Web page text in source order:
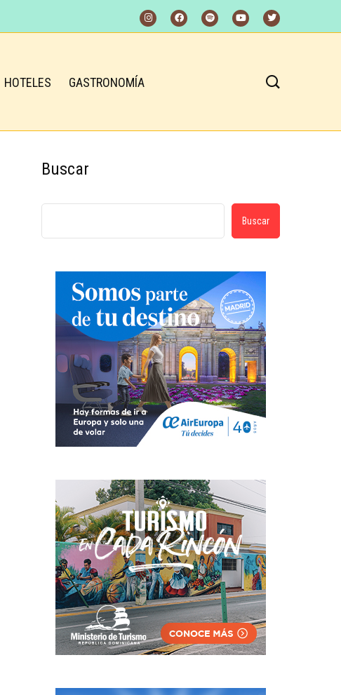
HOTELES GASTRONOMÍA
Buscar
Buscar